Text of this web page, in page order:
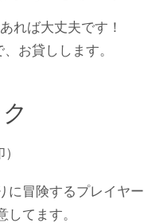
れば大丈夫です！
お貸しします。
に冒険するプレイヤ
てます。